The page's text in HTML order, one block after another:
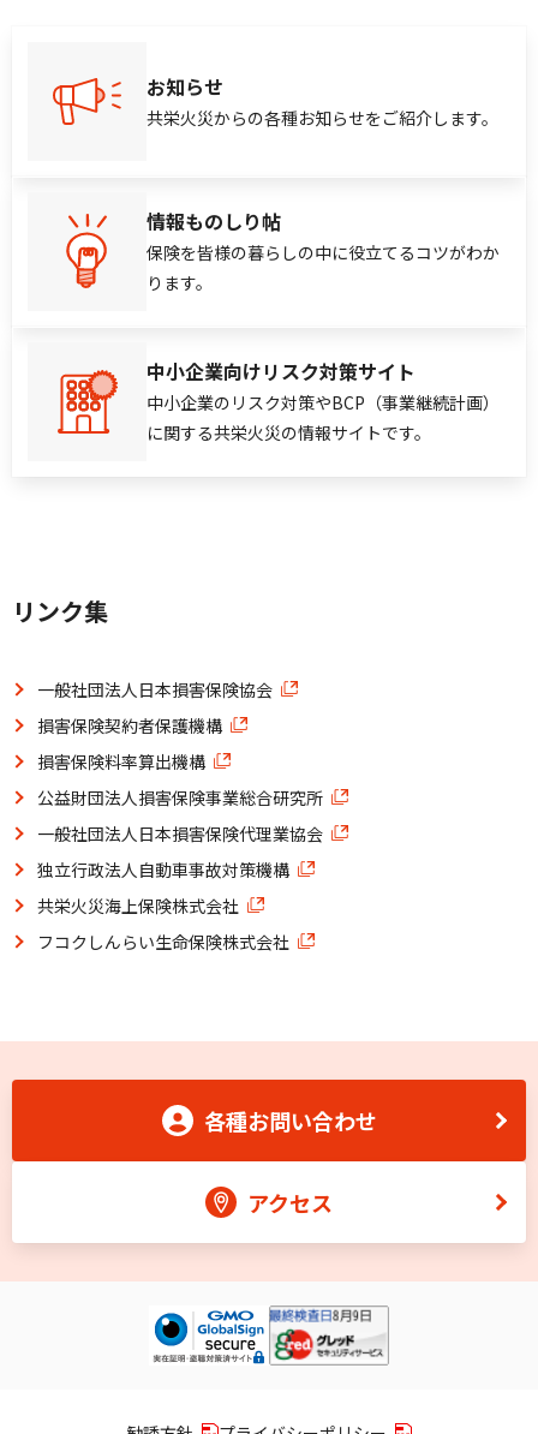
お知らせ
共栄火災からの各種お知らせをご紹介します。
情報ものしり帖
保険を皆様の暮らしの中に役立てるコツがわか
ります。
中小企業向けリスク対策サイト
中小企業のリスク対策やBCP（事業継続計画）
に関する共栄火災の情報サイトです。
リンク集
一般社団法人日本損害保険協会
損害保険契約者保護機構
損害保険料率算出機構
公益財団法人損害保険事業総合研究所
一般社団法人日本損害保険代理業協会
独立行政法人自動車事故対策機構
共栄火災海上保険株式会社
フコクしんらい生命保険株式会社
各種お問い合わせ
アクセス